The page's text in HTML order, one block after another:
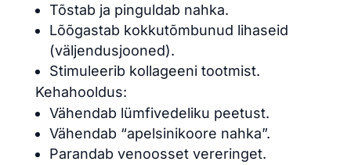
Tõstab ja pinguldab nahka.
Lõõgastab kokkutõmbunud lihaseid
(väljendusjooned).
Stimuleerib kollageeni tootmist.
Kehahooldus:
Vähendab lümfivedeliku peetust.
Vähendab “apelsinikoore nahka”.
Parandab venoosset vereringet.